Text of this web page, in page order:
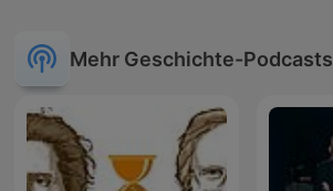
Mehr Geschichte-Podcasts